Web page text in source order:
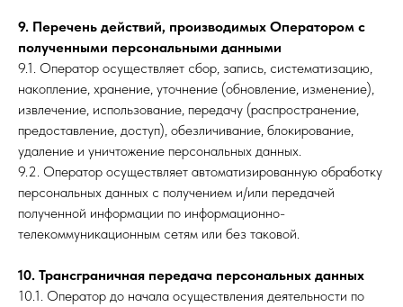
9. Перечень действий, производимых Оператором с
полученными персональными данными
9.1. Оператор осуществляет сбор, запись, систематизацию,
накопление, хранение, уточнение (обновление, изменение),
извлечение, использование, передачу (распространение,
предоставление, доступ), обезличивание, блокирование,
удаление и уничтожение персональных данных.
9.2. Оператор осуществляет автоматизированную обработку
персональных данных с получением и/или передачей
полученной информации по информационно-
телекоммуникационным сетям или без таковой.
10. Трансграничная передача персональных данных
10.1. Оператор до начала осуществления деятельности по